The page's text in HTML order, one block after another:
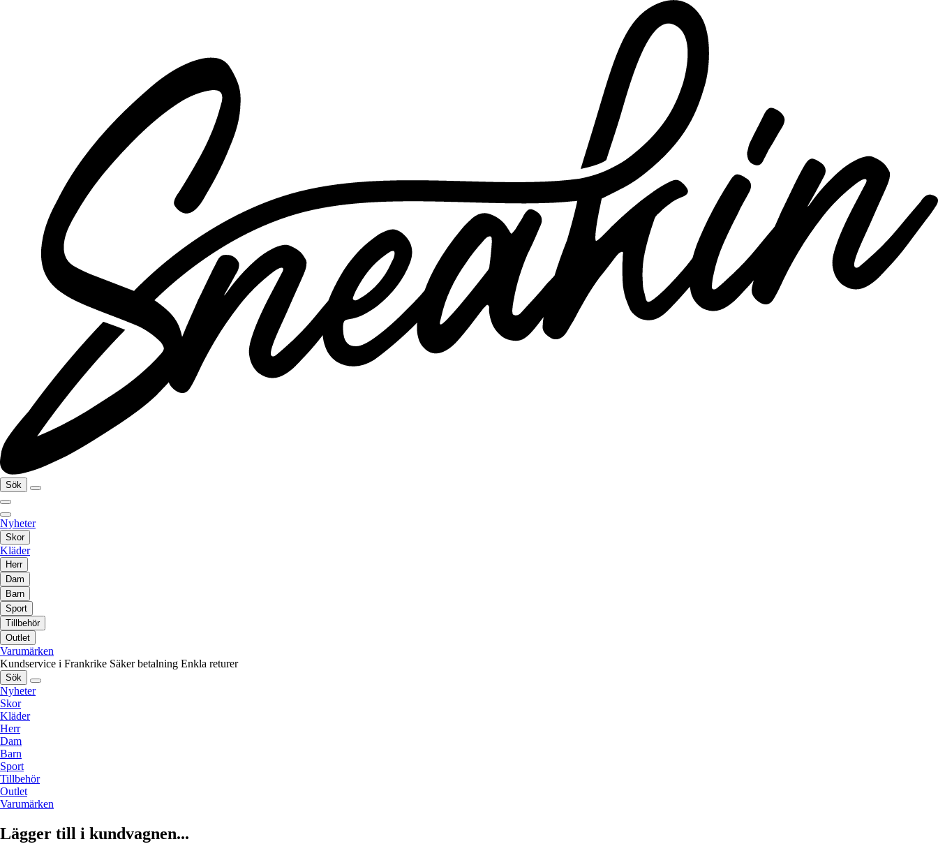
Sök
Nyheter
Skor
Kläder
Herr
Dam
Barn
Sport
Tillbehör
Outlet
Varumärken
Kundservice i Frankrike Säker betalning Enkla returer
Sök
Nyheter
Skor
Kläder
Herr
Dam
Barn
Sport
Tillbehör
Outlet
Varumärken
Lägger till i kundvagnen...